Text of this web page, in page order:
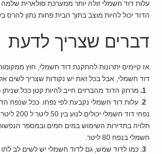
עלות דוד חשמלי זולה יותר ממערכת סולארית
הדוד יכול להיות מוצב בתוך הבית פחות נתון להרס
דברים שצריך לדעת
אז קיימים יתרונות להתקנת דוד חשמלי, חוץ
דוד חשמלי, אבל בכל זאת יש נקודות שצריך לשים
מרחק הדוד מהברזים חייב להיות קטן ככל
. עלות דוד חשמלי נקבעת לפי נפחו. ככל שנפח
נפחי דוד
תלויה בתדירות השימוש במים חמים ובמספר
חשמלי בנפח 80 ליטר.
3
. כמו לדוד שמש, גם לדוד חשמלי יש לשים לב לתו